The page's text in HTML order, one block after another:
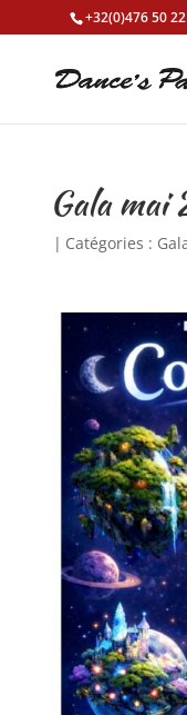
+32(0)476 50
Gala mai
| Catégories :